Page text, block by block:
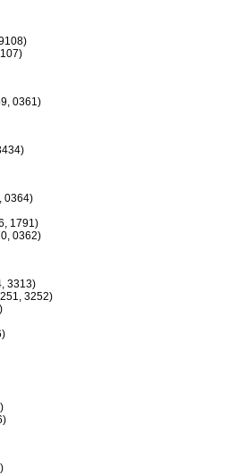
0361)
0364)
1791)
0362)
3313)
3252)